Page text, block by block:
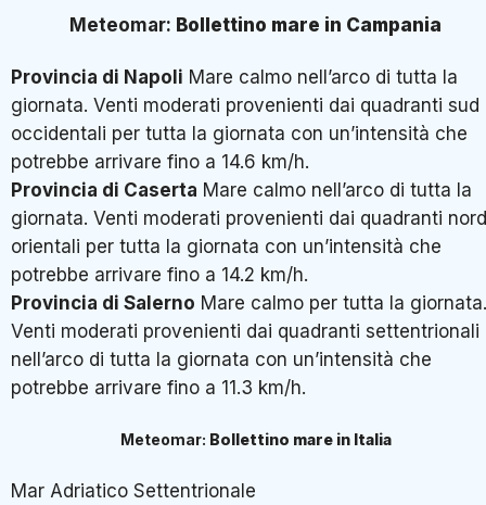
Meteomar: Bollettino mare in Campania
Provincia di Napoli Mare calmo nell’arco di tutta la
giornata. Venti moderati provenienti dai quadranti sud
occidentali per tutta la giornata con un’intensità che
potrebbe arrivare fino a 14.6 km/h.
Provincia di Caserta Mare calmo nell’arco di tutta la
giornata. Venti moderati provenienti dai quadranti nord
orientali per tutta la giornata con un’intensità che
potrebbe arrivare fino a 14.2 km/h.
Provincia di Salerno Mare calmo per tutta la giornata.
Venti moderati provenienti dai quadranti settentrionali
nell’arco di tutta la giornata con un’intensità che
potrebbe arrivare fino a 11.3 km/h.
Meteomar: Bollettino mare in Italia
Mar Adriatico Settentrionale